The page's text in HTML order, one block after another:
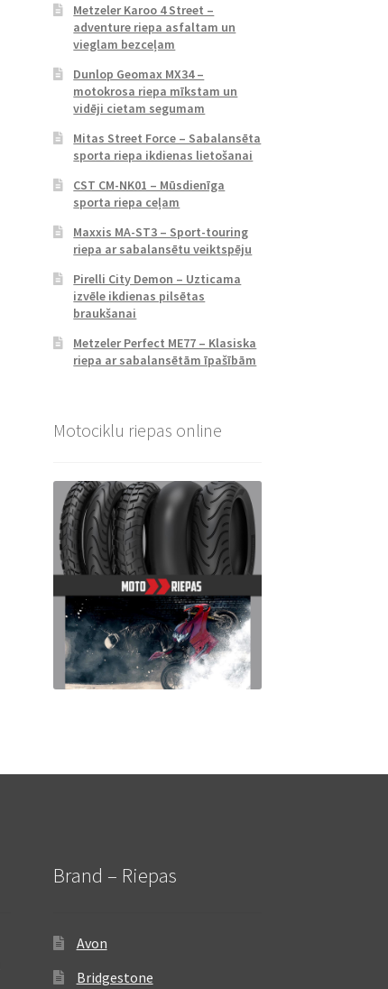
Metzeler Karoo 4 Street –
adventure riepa asfaltam un
vieglam bezceļam
Dunlop Geomax MX34 –
motokrosa riepa mīkstam un
vidēji cietam segumam
Mitas Street Force – Sabalansēta
sporta riepa ikdienas lietošanai
CST CM-NK01 – Mūsdienīga
sporta riepa ceļam
Maxxis MA-ST3 – Sport-touring
riepa ar sabalansētu veiktspēju
Pirelli City Demon – Uzticama
izvēle ikdienas pilsētas
braukšanai
Metzeler Perfect ME77 – Klasiska
riepa ar sabalansētām īpašībām
Motociklu riepas online
Brand – Riepas
Avon
Bridgestone